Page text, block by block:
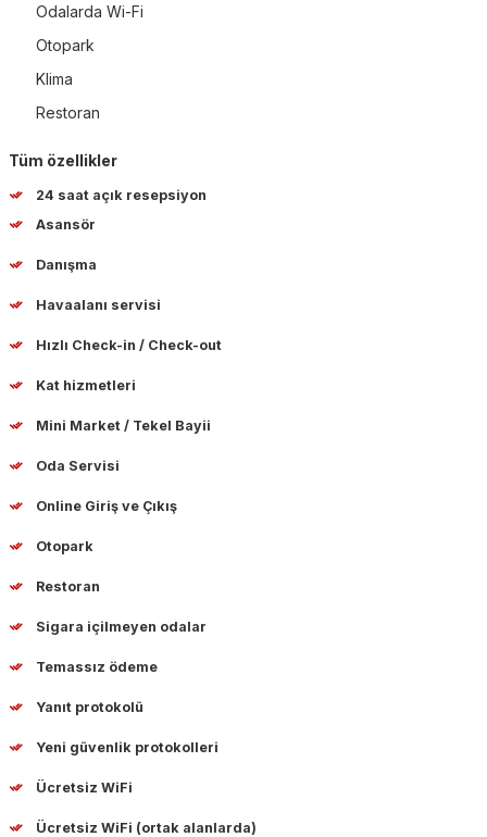
Odalarda Wi-Fi
Otopark
Klima
Restoran
Tüm özellikler
24 saat açık resepsiyon
Asansör
Danışma
Havaalanı servisi
Hızlı Check-in / Check-out
Kat hizmetleri
Mini Market / Tekel Bayii
Oda Servisi
Online Giriş ve Çıkış
Otopark
Restoran
Sigara içilmeyen odalar
Temassız ödeme
Yanıt protokolü
Yeni güvenlik protokolleri
Ücretsiz WiFi
Ücretsiz WiFi (ortak alanlarda)